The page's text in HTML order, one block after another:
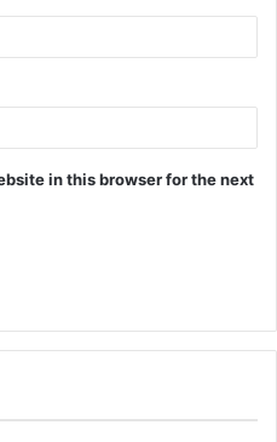
in this browser for the next